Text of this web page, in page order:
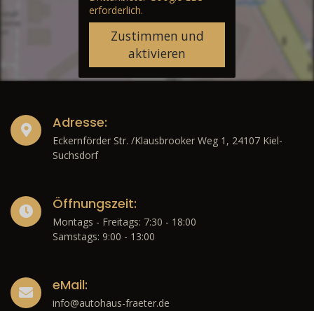
erforderlich.
Zustimmen und
aktivieren
Adresse:
Eckernförder Str. /Klausbrooker Weg 1, 24107 Kiel-
Suchsdorf
Öffnungszeit:
Montags - Freitags: 7:30 - 18:00
Samstags: 9:00 - 13:00
eMail:
info@autohaus-fraeter.de